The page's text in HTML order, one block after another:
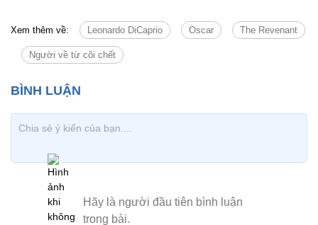
Xem thêm về: Leonardo DiCaprio Oscar The Revenant
Người về từ cõi chết